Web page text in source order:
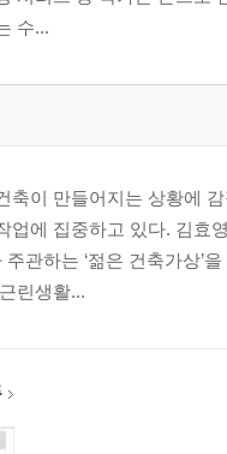
수...
축이 만들어지는 상황에
업에 집중하고 있다. 김효
관하는 ‘젊은 건축가상’
린생활...